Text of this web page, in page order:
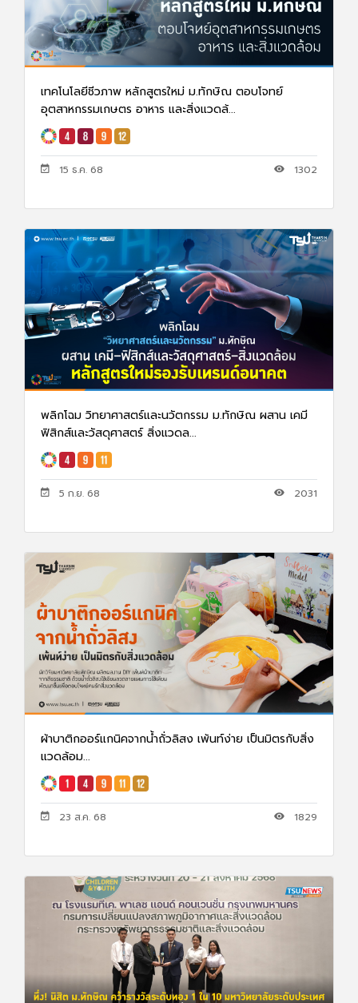
เทคโนโลยีชีวภาพ หลักสูตรใหม่ ม.ทักษิณ ตอบโจทย์
อุตสาหกรรมเกษตร อาหาร และสิ่งแวดล้...
15 ธ.ค. 68 1302
พลิกโฉม วิทยาศาสตร์และนวัตกรรม ม.ทักษิณ ผสาน เคมี
ฟิสิกส์และวัสดุศาสตร์ สิ่งแวดล...
5 ก.ย. 68 2031
ผ้าบาติกออร์แกนิคจากน้ำถั่วลิสง เพ้นท์ง่าย เป็นมิตรกับสิ่ง
แวดล้อม...
23 ส.ค. 68 1829